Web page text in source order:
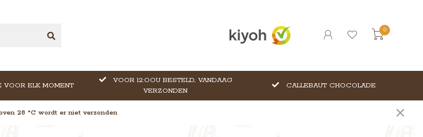
0
VOOR ELK MOMENT
VOOR 12:OOU BESTELD, VANDAAG
VERZONDEN
CALLEBAUT CHOCOLADE
28 °C wordt er niet verzonden